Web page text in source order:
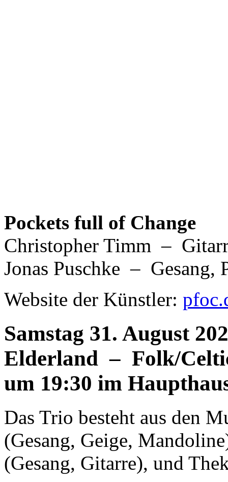
Pockets full of Change
Christopher Timm –
Jonas Puschke – Gesang,
Website der Künstler:
Samstag 31. August
Elderland – Folk/
um 19:30 im
Das Trio besteht aus den
(Gesang, Geige,
(Gesang, Gitarre), und